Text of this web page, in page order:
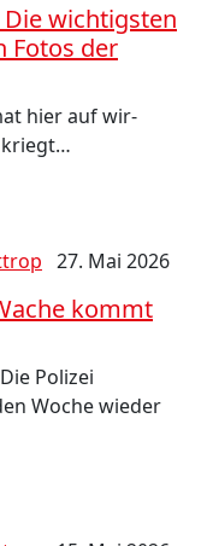
wichtigsten
Fotos der
hier auf wir-
kriegt…
27. Mai 2026
kommt
Polizei
Woche wieder